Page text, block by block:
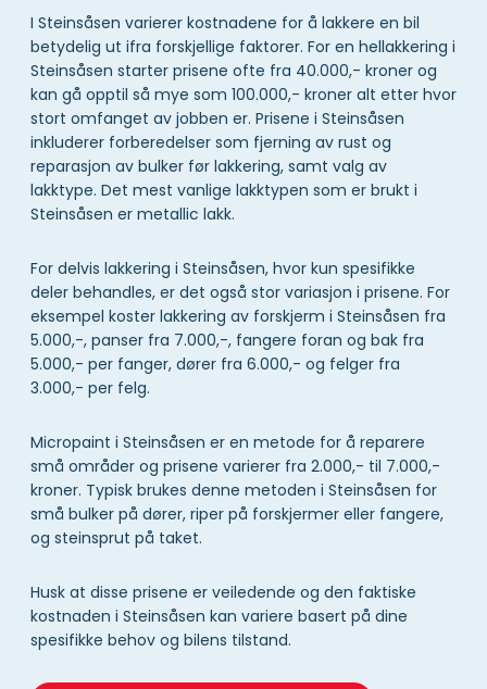
I Steinsåsen varierer kostnadene for å lakkere en bil
betydelig ut ifra forskjellige faktorer. For en hellakkering i
Steinsåsen starter prisene ofte fra 40.000,- kroner og
kan gå opptil så mye som 100.000,- kroner alt etter hvor
stort omfanget av jobben er. Prisene i Steinsåsen
inkluderer forberedelser som fjerning av rust og
reparasjon av bulker før lakkering, samt valg av
lakktype. Det mest vanlige lakktypen som er brukt i
Steinsåsen er metallic lakk.
For delvis lakkering i Steinsåsen, hvor kun spesifikke
deler behandles, er det også stor variasjon i prisene. For
eksempel koster lakkering av forskjerm i Steinsåsen fra
5.000,-, panser fra 7.000,-, fangere foran og bak fra
5.000,- per fanger, dører fra 6.000,- og felger fra
3.000,- per felg.
Micropaint i Steinsåsen er en metode for å reparere
små områder og prisene varierer fra 2.000,- til 7.000,-
kroner. Typisk brukes denne metoden i Steinsåsen for
små bulker på dører, riper på forskjermer eller fangere,
og steinsprut på taket.
Husk at disse prisene er veiledende og den faktiske
kostnaden i Steinsåsen kan variere basert på dine
spesifikke behov og bilens tilstand.